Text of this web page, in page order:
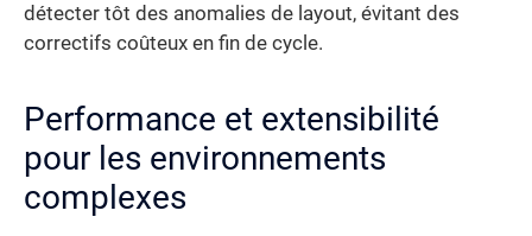
détecter tôt des anomalies de layout, évitant des
correctifs coûteux en fin de cycle.
Performance et extensibilité
pour les environnements
complexes